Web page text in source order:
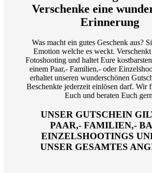
Verschenke eine
Erinnerung
Was macht ein gutes Geschenk aus?
Emotion welche es weckt.
Fotoshooting und haltet Eure
einem Paar,- Familien,- oder
erhaltet unseren wunderschönen
Beschenkte jederzeit einlösen darf. Wir
Euch und beraten Euch
UNSER GUTSCHEIN
PAAR,- FAMILIEN,-
EINZELSHOOTINGS
UNSER GESAMTES